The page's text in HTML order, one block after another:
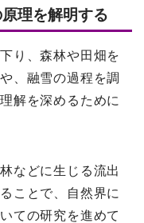
理を解明する
り、森林や田畑を
、融雪の過程を調
解を深めるために
などに生じる流出
ことで、自然界に
ての研究を進めて